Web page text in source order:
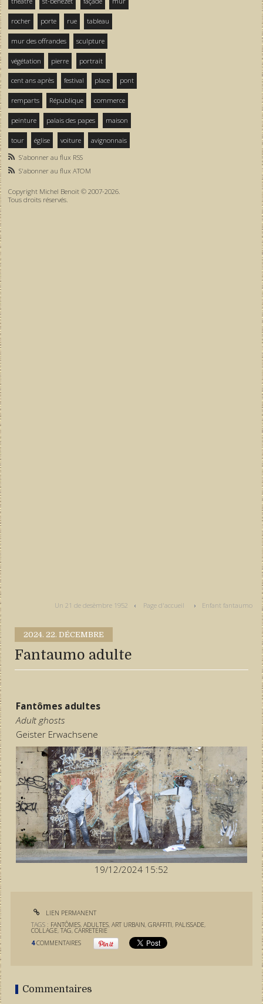
rocher porte rue tableau
mur des offrandes sculpture
végétation pierre portrait
cent ans après festival place pont
remparts République commerce
peinture palais des papes maison
tour église voiture
avignonnais
S'abonner au flux RSS
S'abonner au flux ATOM
Copyright Michel Benoit © 2007-2026.
Tous droits réservés.
Un 21 de desèmbre 1952 Page d'accueil Enfant fantaumo
2024. 22. DÉCEMBRE
Fantaumo adulte
Fantômes adultes
Adult ghosts
Geister Erwachsene
19/12/2024 15:52
LIEN PERMANENT
TAGS : FANTÔMES,ADULTES,ART URBAIN,GRAFFITI, PALISSADE,
COLLAGE,TAG,CARRETERIE
4 COMMENTAIRES
Commentaires